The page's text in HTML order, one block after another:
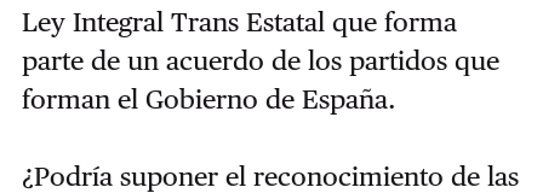
Ley Integral Trans Estatal que forma
parte de un acuerdo de los partidos que
forman el Gobierno de España.
¿Podría suponer el reconocimiento de las